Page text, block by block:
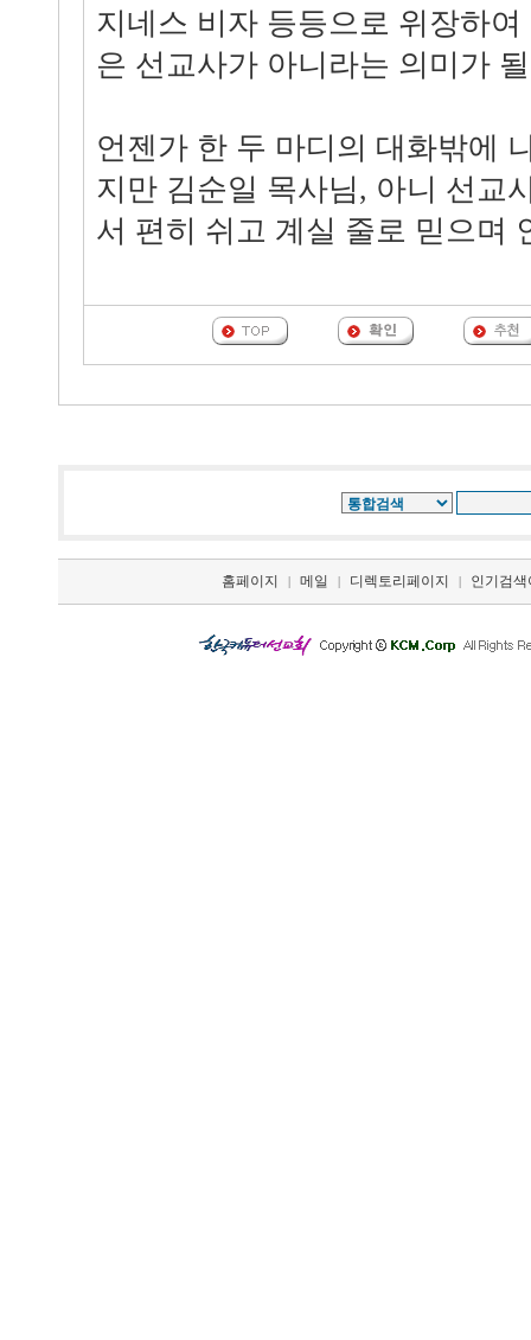
지네스 비자 등등으로 위장하
은 선교사가 아니라는 의미가
언젠가 한 두 마디의 대화밖에
지만 김순일 목사님, 아니 선교
서 편히 쉬고 계실 줄로 믿으며
홈페이지 | 메일 | 디렉토리페이지 | 인기검색